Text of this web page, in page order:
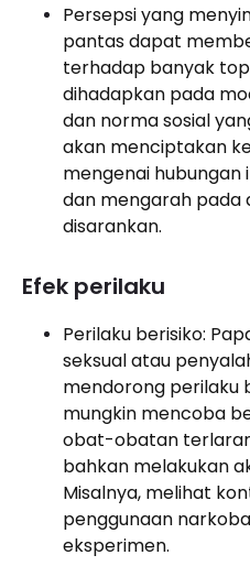
Persepsi yang
pantas dapat
terhadap banyak
dihadapkan pada
dan norma sosial
akan menciptakan
mengenai
dan mengarah pada
disarankan.
Efek perilaku
Perilaku berisiko:
seksual atau
mendorong perilaku
mungkin mencoba
obat-obatan
bahkan melakukan
Misalnya, melihat
penggunaan
eksperimen.